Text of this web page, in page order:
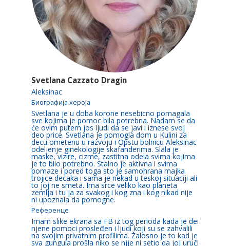
Svetlana Cazzato Dragin
Aleksinac
Биографија хероја
Svetlana je u doba korone nesebicno pomagala
sve kojima je pomoc bila potrebna. Nadam se da
će ovim putem jos ljudi da se javi i iznese svoj
deo price. Svetlana je pomogla dom u Kulini za
decu ometenu u razvoju i Opstu bolnicu Aleksinac
odeljenje ginekologije skafanderima. Slala je
maske, vizire, cizme, zastitna odela svima kojima
je to bilo potrebno. Stalno je aktivna i svima
pomaze i pored toga sto je samohrana majka
trojice decaka i sama je nekad u teskoj situaciji ali
to joj ne smeta. Ima srce veliko kao planeta
zemlja i tu ja za svakog i kog zna i kog nikad nije
ni upoznala da pomogne.
Референце
Imam slike ekrana sa FB iz tog perioda kada je dei
njene pomoci prosleđen i ljudi koji su se zahvalili
na svojim privatnim profilima. Žalosno je to kad je
sva gungula prošla niko se njje ni setio da joj uruči